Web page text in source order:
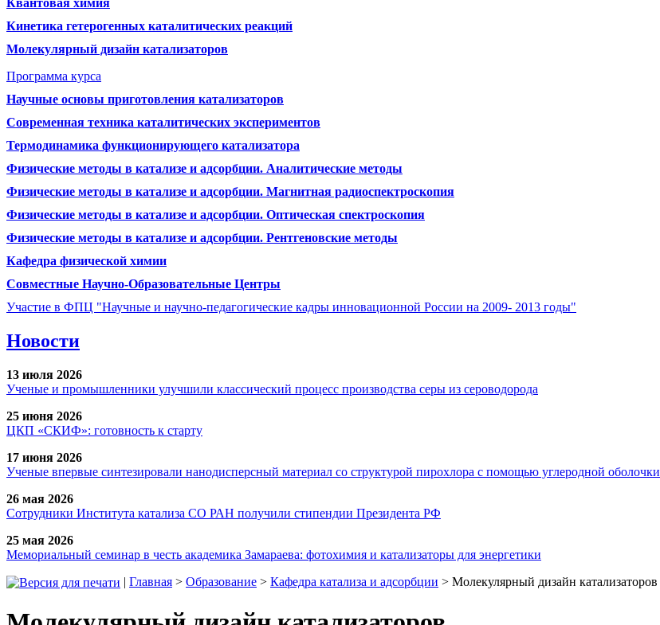
Квантовая химия
Кинетика гетерогенных каталитических реакций
Молекулярный дизайн катализаторов
Программа курса
Научные основы приготовления катализаторов
Современная техника каталитических экспериментов
Термодинамика функционирующего катализатора
Физические методы в катализе и адсорбции. Аналитические методы
Физические методы в катализе и адсорбции. Магнитная радиоспектроскопия
Физические методы в катализе и адсорбции. Оптическая спектроскопия
Физические методы в катализе и адсорбции. Рентгеновские методы
Кафедра физической химии
Совместные Научно-Образовательные Центры
Участие в ФПЦ "Научные и научно-педагогические кадры инновационной России на 2009- 2013 годы"
Новости
13 июля 2026
Ученые и промышленники улучшили классический процесс производства серы из сероводорода
25 июня 2026
ЦКП «СКИФ»: готовность к старту
17 июня 2026
Ученые впервые синтезировали нанодисперсный материал со структурой пирохлора с помощью углеродной оболочки
26 мая 2026
Сотрудники Института катализа СО РАН получили стипендии Президента РФ
25 мая 2026
Мемориальный семинар в честь академика Замараева: фотохимия и катализаторы для энергетики
| Главная > Образование > Кафедра катализа и адсорбции > Молекулярный дизайн катализаторов